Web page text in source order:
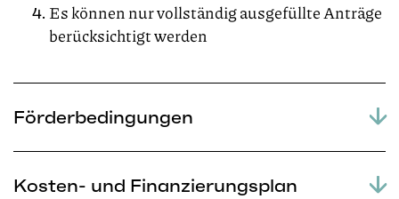
Es können nur vollständig ausgefüllte Anträge
berücksichtigt werden
Förderbedingungen
Kosten- und Finanzierungsplan